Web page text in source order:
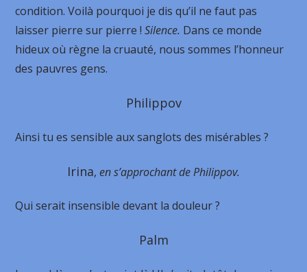
condition. Voilà pourquoi je dis qu’il ne faut pas
laisser pierre sur pierre !Silence. Dans ce monde
hideux où règne la cruauté, nous sommes l’honneur
des pauvres gens.
Philippov
Ainsi tu es sensible aux sanglots des misérables ?
Irina, en s’approchant de Philippov.
Qui serait insensible devant la douleur ?
Palm